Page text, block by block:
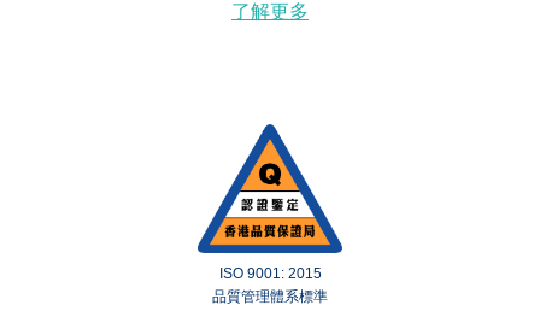
了解更多
ISO 9001: 2015
品質管理體系標準